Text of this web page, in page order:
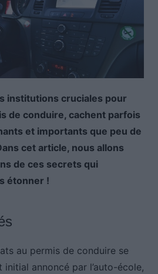
institutions cruciales pour
de conduire, cachent parfois
et importants que peu de
cet article, nous allons
de ces secrets qui
étonner !
au permis de conduire se
annoncé par l’auto-école,